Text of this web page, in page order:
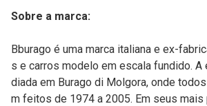
Sobre a marca:
Bburago é uma marca italiana e ex-
s e carros modelo em escala fundido. A
diada em Burago di Molgora, onde
m feitos de 1974 a 2005. Em seus